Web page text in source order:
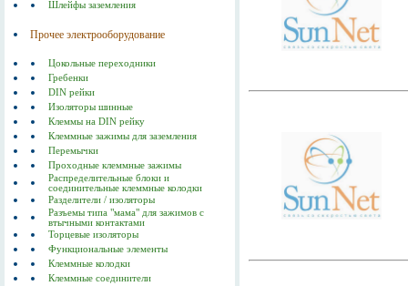
Шлейфы заземления
Прочее электрооборудование
Цокольные переходники
Гребенки
DIN рейки
Изоляторы шинные
Клеммы на DIN рейку
Клеммные зажимы для заземления
Перемычки
Проходные клеммные зажимы
Распределительные блоки и
соединительные клеммные колодки
Разделители / изоляторы
Разъемы типа "мама" для зажимов с
втычными контактами
Торцевые изоляторы
Функциональные элементы
Клеммные колодки
Клеммные соединители